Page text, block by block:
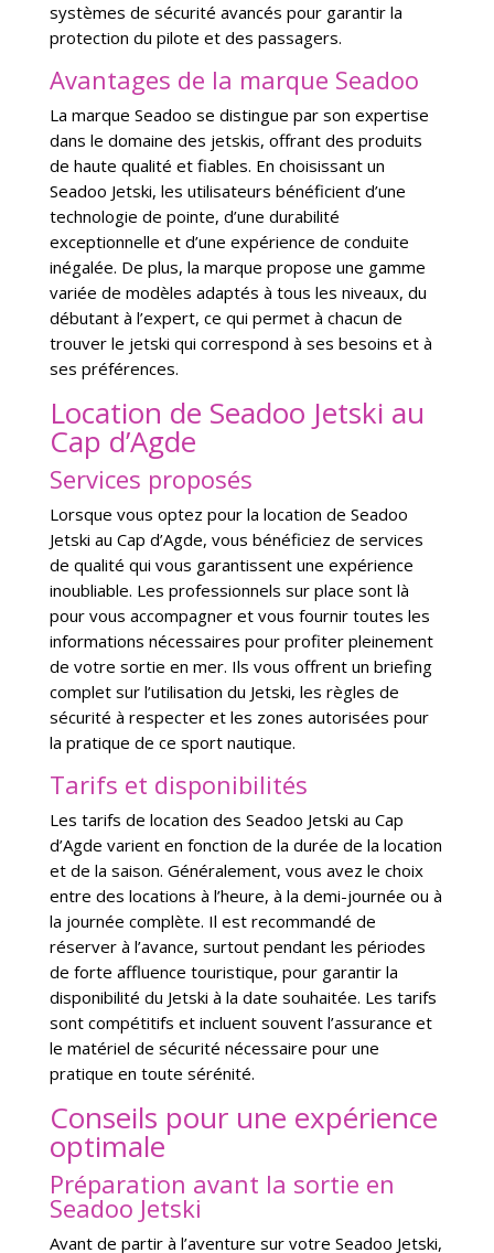
systèmes de sécurité avancés pour garantir la
protection du pilote et des passagers.
Avantages de la marque Seadoo
La marque Seadoo se distingue par son expertise
dans le domaine des jetskis, offrant des produits
de haute qualité et fiables. En choisissant un
Seadoo Jetski, les utilisateurs bénéficient d’une
technologie de pointe, d’une durabilité
exceptionnelle et d’une expérience de conduite
inégalée. De plus, la marque propose une gamme
variée de modèles adaptés à tous les niveaux, du
débutant à l’expert, ce qui permet à chacun de
trouver le jetski qui correspond à ses besoins et à
ses préférences.
Location de Seadoo Jetski au
Cap d’Agde
Services proposés
Lorsque vous optez pour la location de Seadoo
Jetski au Cap d’Agde, vous bénéficiez de services
de qualité qui vous garantissent une expérience
inoubliable. Les professionnels sur place sont là
pour vous accompagner et vous fournir toutes les
informations nécessaires pour profiter pleinement
de votre sortie en mer. Ils vous offrent un briefing
complet sur l’utilisation du Jetski, les règles de
sécurité à respecter et les zones autorisées pour
la pratique de ce sport nautique.
Tarifs et disponibilités
Les tarifs de location des Seadoo Jetski au Cap
d’Agde varient en fonction de la durée de la location
et de la saison. Généralement, vous avez le choix
entre des locations à l’heure, à la demi-journée ou à
la journée complète. Il est recommandé de
réserver à l’avance, surtout pendant les périodes
de forte affluence touristique, pour garantir la
disponibilité du Jetski à la date souhaitée. Les tarifs
sont compétitifs et incluent souvent l’assurance et
le matériel de sécurité nécessaire pour une
pratique en toute sérénité.
Conseils pour une expérience
optimale
Préparation avant la sortie en
Seadoo Jetski
Avant de partir à l’aventure sur votre Seadoo Jetski,